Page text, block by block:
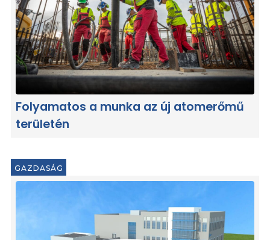
Folyamatos a munka az új atomerőmű
területén
GAZDASÁG